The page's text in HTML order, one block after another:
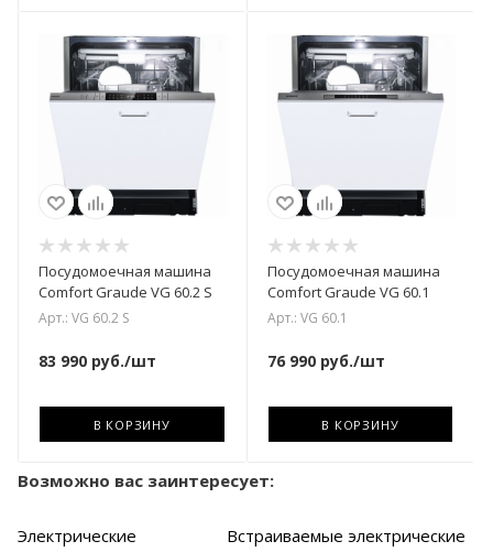
Посудомоечная машина
Comfort Graude VG 60.2 S
Арт.: VG 60.2 S
83 990 руб./шт
В КОРЗИНУ
Посудомоечная машина
Comfort Graude VG 60.1
Арт.: VG 60.1
76 990руб./шт
В КОРЗИНУ
Возможно вас заинтересует:
Электрические
Встраиваемые электрические